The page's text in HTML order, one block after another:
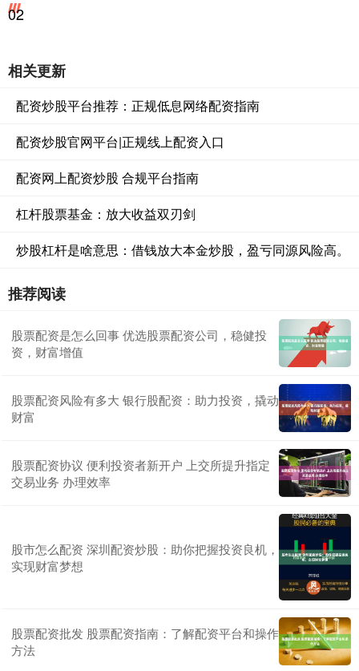
02
相关更新
配资炒股平台推荐：正规低息网络配资指南
配资炒股官网平台|正规线上配资入口
配资网上配资炒股 合规平台指南
杠杆股票基金：放大收益双刃剑
炒股杠杆是啥意思：借钱放大本金炒股，盈亏同源风险高。
推荐阅读
股票配资是怎么回事 优选股票配资公司，稳健投
资，财富增值
股票配资风险有多大 银行股配资：助力投资，撬动
财富
股票配资协议 便利投资者新开户 上交所提升指定
交易业务 办理效率
股市怎么配资 深圳配资炒股：助你把握投资良机，
实现财富梦想
股票配资批发 股票配资指南：了解配资平台和操作
方法